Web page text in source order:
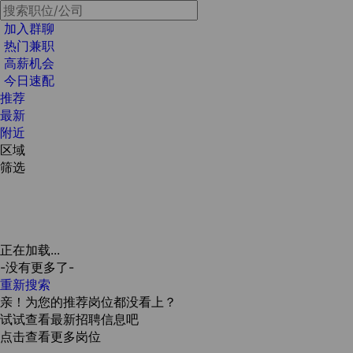
加入群聊
热门兼职
高薪机会
今日速配
推荐
最新
附近
区域
筛选
正在加载...
-没有更多了-
重新搜索
亲！为您的推荐岗位都没看上？
试试查看最新招聘信息吧
点击查看更多岗位